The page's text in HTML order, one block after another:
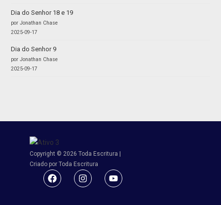
Dia do Senhor 18 e 19
por Jonathan Chase
2025-09-17
Dia do Senhor 9
por Jonathan Chase
2025-09-17
Copyright © 2026 Toda Escritura |
Criado por Toda Escritura